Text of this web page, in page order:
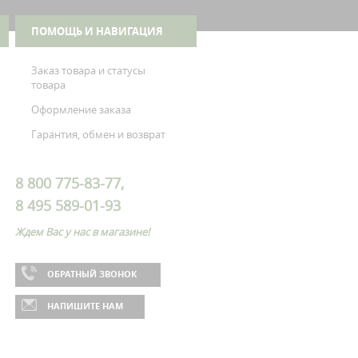
ПОМОЩЬ И НАВИГАЦИЯ
Заказ товара и статусы
товара
Оформление заказа
Гарантия, обмен и возврат
8 800 775-83-77,
8 495 589-01-93
Ждем Вас у нас в магазине!
ОБРАТНЫЙ ЗВОНОК
НАПИШИТЕ НАМ